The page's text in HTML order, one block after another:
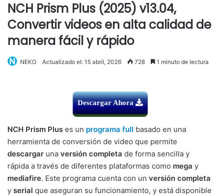
NCH Prism Plus (2025) v13.04,
Convertir videos en alta calidad de
manera fácil y rápido
NEKO Actualizado el: 15 abril, 2026 728 1 minuto de lectura
Descargar Ahora
NCH Prism Plus es un programa full basado en una
herramienta de conversión de video que permite
descargar una versión completa de forma sencilla y
rápida a través de diferentes plataformas como mega y
mediafire. Este programa cuenta con un versión completa
y serial que aseguran su funcionamiento, y está disponible